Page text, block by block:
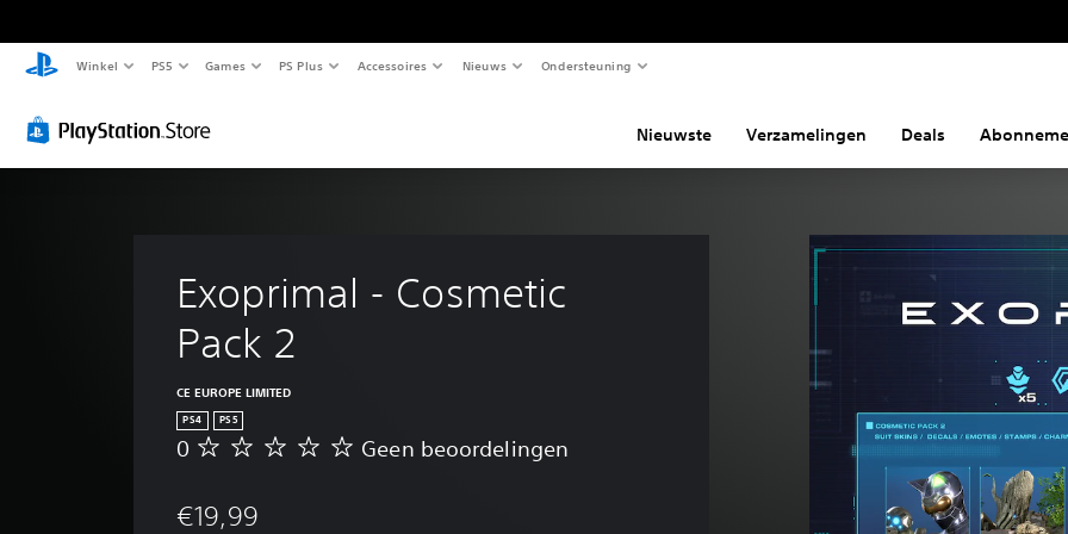
Winkel PS5 Games PS Plus Accessoires Nieuws Ondersteuning
Nieuwste Verzamelingen Deals
Exoprimal - Cosmetic
Pack 2
CE EUROPE LIMITED
PS4 PS5
G
n
0 Geen beoordelingen
€19,99